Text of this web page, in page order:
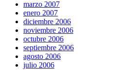
marzo 2007
enero 2007
diciembre 2006
noviembre 2006
octubre 2006
septiembre 2006
agosto 2006
julio 2006